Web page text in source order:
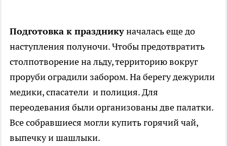
Подготовка к праздникуначалась еще до
наступления полуночи. Чтобы предотвратить
столпотворение на льду, территорию вокруг
проруби оградили забором. На берегу дежурили
медики, спасатели и полиция. Для
переодевания были организованы две палатки.
Все собравшиеся могли купить горячий чай,
выпечку и шашлыки.